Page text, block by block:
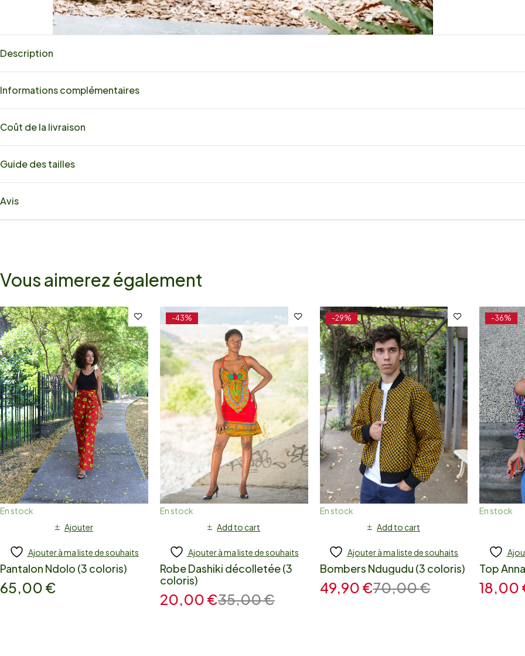
Description
Informations complémentaires
Coût de la livraison
Guide des tailles
Avis
Vous aimerez également
En stock
Ajouter
Ajouter à ma liste de souhaits
Pantalon Ndolo (3 coloris)
65,00 €
-43%
En stock
Add to cart
Ajouter à ma liste de souhaits
Robe Dashiki décolletée (3
coloris)
35,00€
20,00 €
-29%
En stock
Add to cart
Ajouter à ma liste de souhaits
Bombers Ndugudu (3 coloris)
70,00€
49,90 €
-36%
En stock
Top
18,00